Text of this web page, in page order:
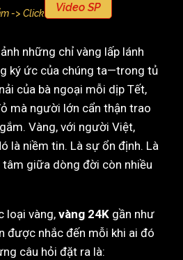
-> Click Video SP
những chỉ vàng lấp lánh
ký ức của chúng ta—trong tủ
của bà ngoại mỗi dịp Tết,
mà người lớn cẩn thận trao
Vàng, với người Việt,
là niềm tin. Là sự ổn định. Là
tâm giữa dòng đời còn nhiều
loại vàng, vàng 24K gần như
được nhắc đến mỗi khi ai đó
câu hỏi đặt ra là: